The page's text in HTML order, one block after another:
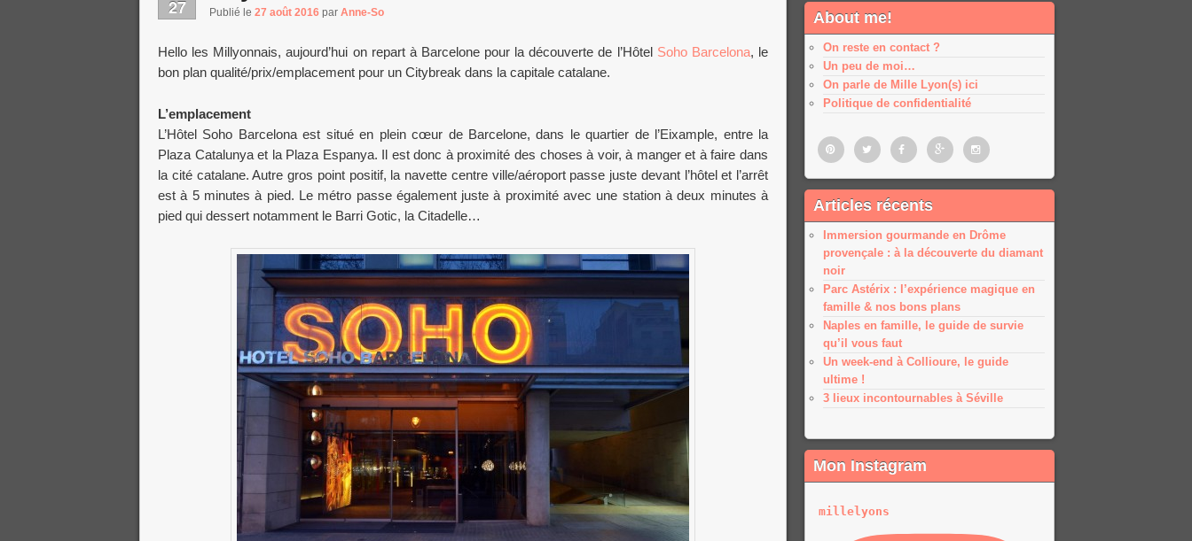
27 Publié le 27 août 2016 par Anne-So
Hello les Millyonnais, aujourd’hui on repart à Barcelone pour la découverte de l’Hôtel Soho Barcelona, le
bon plan qualité/prix/emplacement pour un Citybreak dans la capitale catalane.
L’emplacement
L’Hôtel Soho Barcelona est situé en plein cœur de Barcelone, dans le quartier de l’Eixample, entre la
Plaza Catalunya et la Plaza Espanya. Il est donc à proximité des choses à voir, à manger et à faire dans
la cité catalane. Autre gros point positif, la navette centre ville/aéroport passe juste devant l’hôtel et l’arrêt
est à 5 minutes à pied. Le métro passe également juste à proximité avec une station à deux minutes à
pied qui dessert notamment le Barri Gotic, la Citadelle…
About me!
On reste en contact ?
Un peu de moi…
On parle de Mille Lyon(s) ici
Politique de confidentialité
PinterestTwitter FacebookGoogle
plus
Google
Articles récents
Immersion gourmande en Drôme
provençale : à la découverte du diamant
noir
Parc Astérix : l’expérience magique en
famille & nos bons plans
Naples en famille, le guide de survie
qu’il vous faut
Un week-end à Collioure, le guide
ultime !
3 lieux incontournables à Séville
Mon Instagram
millelyons